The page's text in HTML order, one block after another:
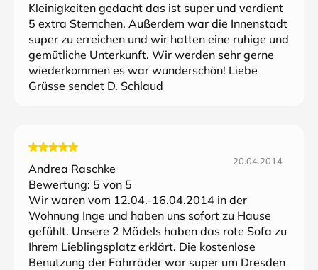
Kleinigkeiten gedacht das ist super und verdient
5 extra Sternchen. Außerdem war die Innenstadt
super zu erreichen und wir hatten eine ruhige und
gemütliche Unterkunft. Wir werden sehr gerne
wiederkommen es war wunderschön! Liebe
Grüsse sendet D. Schlaud
Andrea Raschke
20.04.2014
Bewertung: 5 von 5
Wir waren vom 12.04.-16.04.2014 in der
Wohnung Inge und haben uns sofort zu Hause
gefühlt. Unsere 2 Mädels haben das rote Sofa zu
Ihrem Lieblingsplatz erklärt. Die kostenlose
Benutzung der Fahrräder war super um Dresden